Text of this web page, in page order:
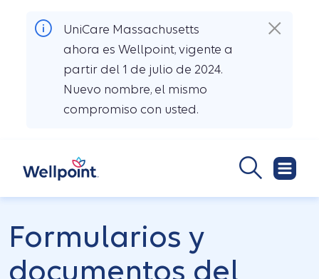
UniCare Massachusetts
ahora es Wellpoint, vigente a
partir del 1 de julio de 2024.
Nuevo nombre, el mismo
compromiso con usted.
Formularios y
documentos del